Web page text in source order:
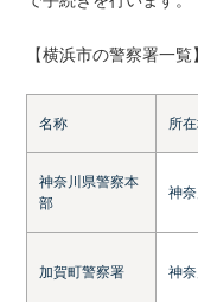
【横浜市の警察署一覧
名称 所
神奈川県警察本
部
神
加賀町警察署 神